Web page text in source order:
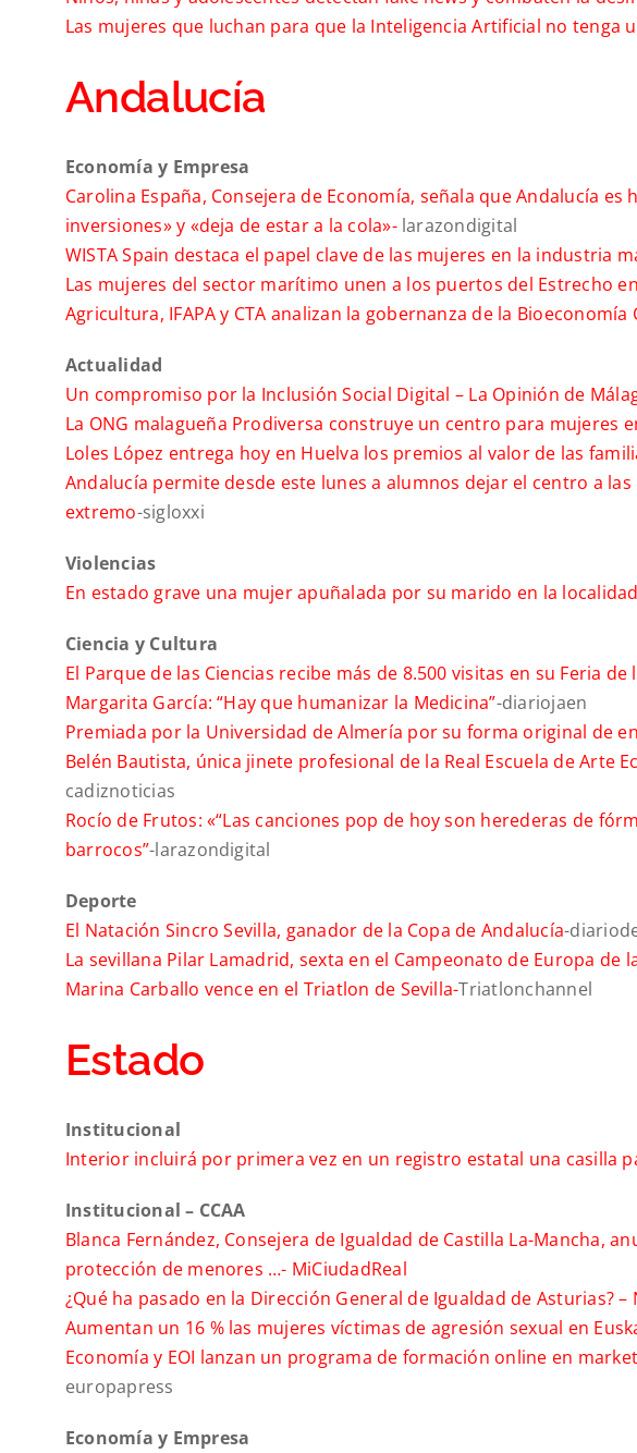
Las mujeres que luchan para que la Inteligencia Artificial no tenga
Andalucía
Economía y Empresa
Carolina España, Consejera de Economía, señala que Andalucía
inversiones» y «deja de estar a la cola»- larazondigital
WISTA Spain destaca el papel clave de las mujeres en la industria
Las mujeres del sector marítimo unen a los puertos del Estrecho
Agricultura, IFAPA y CTA analizan la gobernanza de la
Actualidad
Un compromiso por la Inclusión Social Digital – La Opinión de
La ONG malagueña Prodiversa construye un centro para mujeres
Loles López entrega hoy en Huelva los premios al valor de las
Andalucía permite desde este lunes a alumnos dejar el centro a
extremo-sigloxxi
Violencias
En estado grave una mujer apuñalada por su marido en la
Ciencia y Cultura
El Parque de las Ciencias recibe más de 8.500 visitas en su Feria de
Margarita García: “Hay que humanizar la Medicina”-diariojaen
Premiada por la Universidad de Almería por su forma original de
Belén Bautista, única jinete profesional de la Real Escuela de Arte
cadiznoticias
Rocío de Frutos: «“Las canciones pop de hoy son herederas de
barrocos”-larazondigital
Deporte
El Natación Sincro Sevilla, ganador de la Copa de Andalucía-
La sevillana Pilar Lamadrid, sexta en el Campeonato de Europa de
Marina Carballo vence en el Triatlon de Sevilla-Triatlonchannel
Estado
Institucional
Interior incluirá por primera vez en un registro estatal una casilla
Institucional – CCAA
Blanca Fernández, Consejera de Igualdad de Castilla La-Mancha,
protección de menores …- MiCiudadReal
¿Qué ha pasado en la Dirección General de Igualdad de Asturias? –
Aumentan un 16 % las mujeres víctimas de agresión sexual en
Economía y EOI lanzan un programa de formación online en
europapress
Economía y Empresa